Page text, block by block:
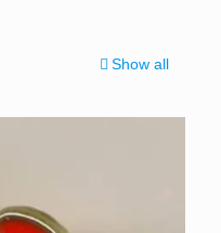
Show all